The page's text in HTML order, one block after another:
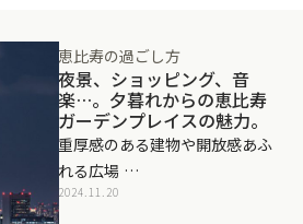
恵比寿の過ごし方
夜景、ショッピング、音
楽…。夕暮れからの恵比寿
ガーデンプレイスの魅力。
重厚感のある建物や開放感あふ
れる広場 …
2024.11.20